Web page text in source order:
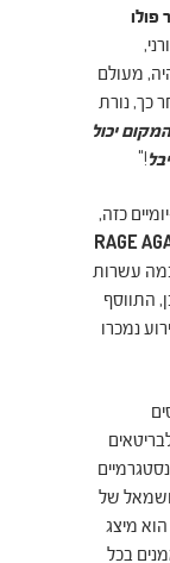
פולו
מעולם
כך, נורת
יכול
!"
כזה,
RAGE
עשרות
התווסף
נמכרו
ושמאל של
מיצג
בכל